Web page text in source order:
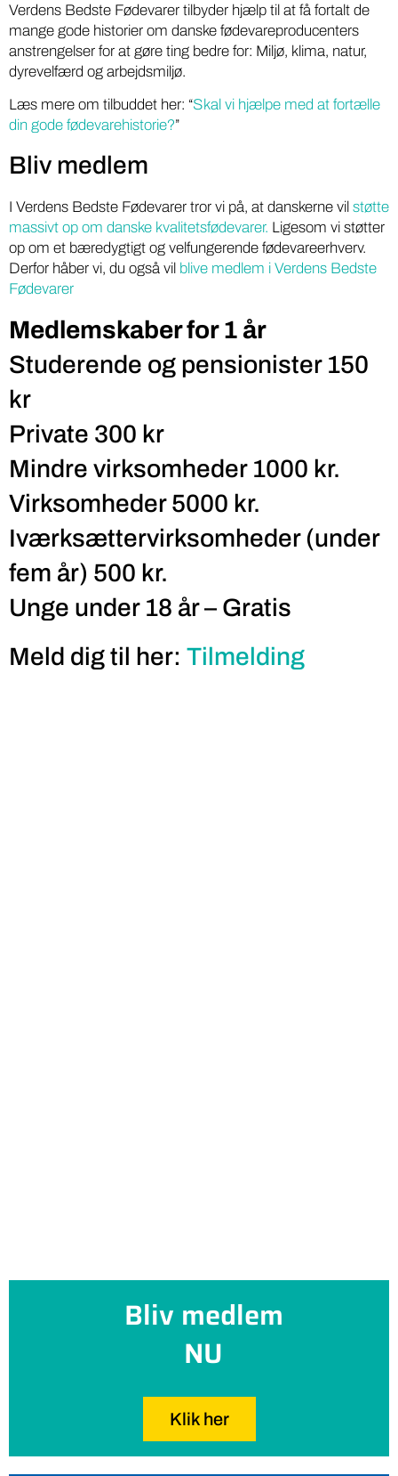
Verdens Bedste Fødevarer tilbyder hjælp til at få fortalt de
mange gode historier om danske fødevareproducenters
anstrengelser for at gøre ting bedre for: Miljø, klima, natur,
dyrevelfærd og arbejdsmiljø.
Læs mere om tilbuddet her: “Skal vi hjælpe med at fortælle
din gode fødevarehistorie?”
Bliv medlem
I Verdens Bedste Fødevarer tror vi på, at danskerne vil støtte
massivt op om danske kvalitetsfødevarer. Ligesom vi støtter
op om et bæredygtigt og velfungerende fødevareerhverv.
Derfor håber vi, du også vil blive medlem i Verdens Bedste
Fødevarer
Medlemskaber for 1 år
Studerende og pensionister 150
kr
Private 300 kr
Mindre virksomheder 1000 kr.
Virksomheder 5000 kr.
Iværksættervirksomheder (under
fem år) 500 kr.
Unge under 18 år – Gratis
Meld dig til her: Tilmelding
Bliv medlem
NU
Klik her